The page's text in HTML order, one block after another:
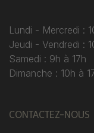
Lundi - Mercredi :
Jeudi - Vendredi :
Samedi : 9h à 17h
Dimanche : 10h à
CONTACTEZ-NOUS